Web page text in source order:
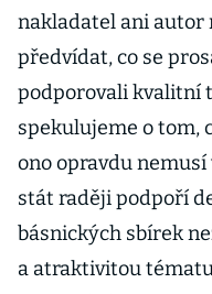
nakladatel ani autor
předvídat, co se
podporovali kvalitní
spekulujeme o tom,
ono opravdu
stát raději podpoří
básnických sbírek
a atraktivitou